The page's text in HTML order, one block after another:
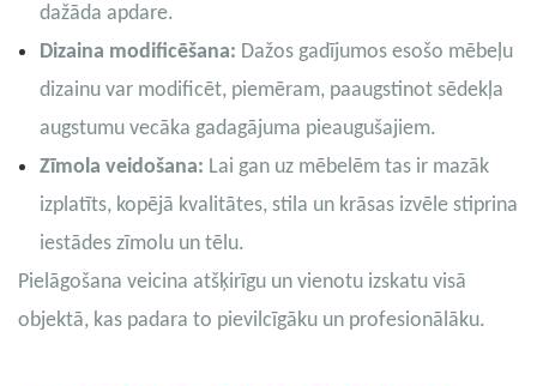
dažāda apdare.
Dizaina modificēšana: Dažos gadījumos esošo mēbeļu
dizainu var modificēt, piemēram, paaugstinot sēdekļa
augstumu vecāka gadagājuma pieaugušajiem.
Zīmola veidošana: Lai gan uz mēbelēm tas ir mazāk
izplatīts, kopējā kvalitātes, stila un krāsas izvēle stiprina
iestādes zīmolu un tēlu.
Pielāgošana veicina atšķirīgu un vienotu izskatu visā
objektā, kas padara to pievilcīgāku un profesionālāku.